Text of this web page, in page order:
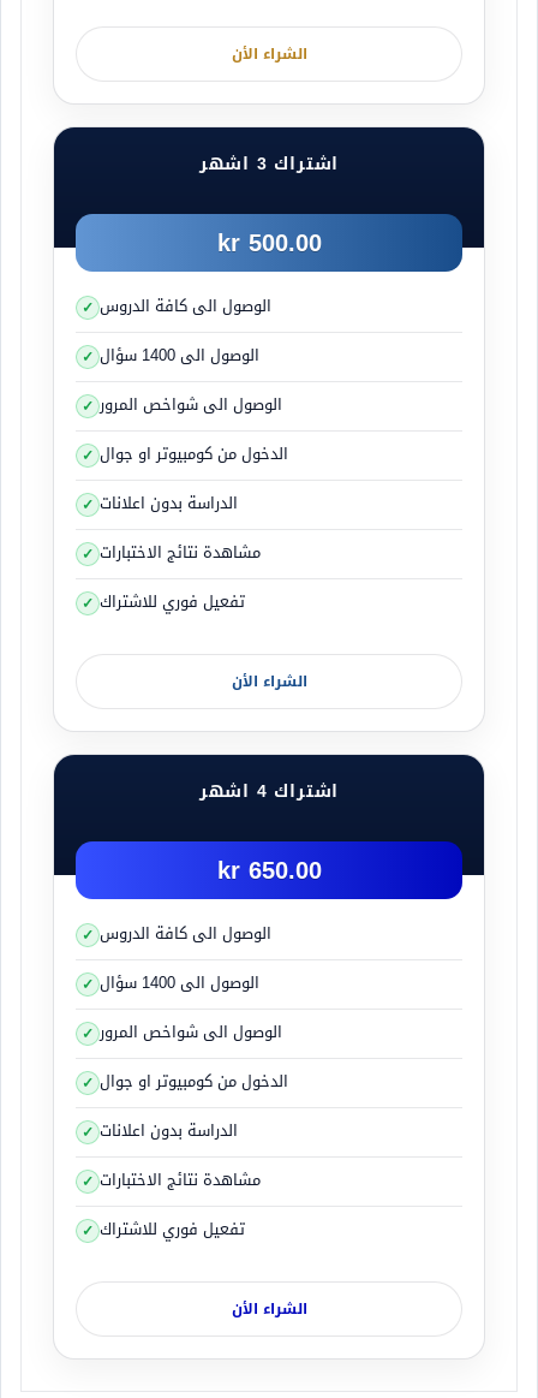
الشراء الأن
اشتراك 3 اشهر
500.00 kr
الوصول الى كافة الدروس
الوصول الى 1400 سؤال
الوصول الى شواخص المرور
الدخول من كومبيوتر او جوال
الدراسة بدون اعلانات
مشاهدة نتائج الاختبارات
تفعيل فوري للاشتراك
الشراء الأن
اشتراك 4 اشهر
650.00 kr
الوصول الى كافة الدروس
الوصول الى 1400 سؤال
الوصول الى شواخص المرور
الدخول من كومبيوتر او جوال
الدراسة بدون اعلانات
مشاهدة نتائج الاختبارات
تفعيل فوري للاشتراك
الشراء الأن